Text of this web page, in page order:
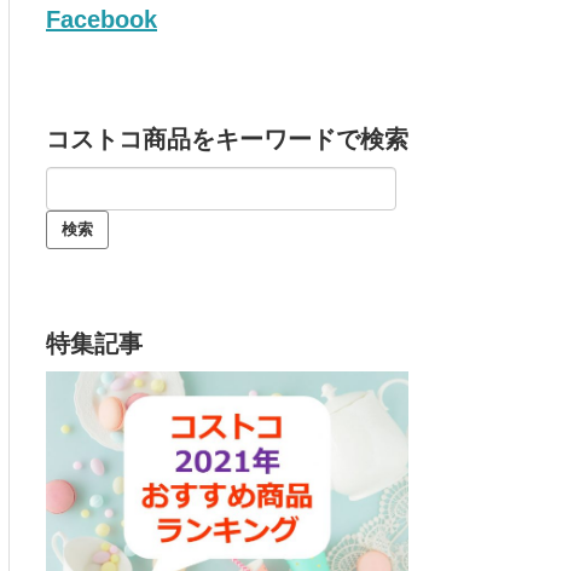
Facebook
コストコ商品をキーワードで検索
特集記事